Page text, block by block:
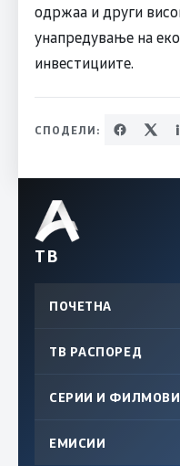
одржаа и други
унапредување на
инвестициите.
СПОДЕЛИ:
ТВ
ПОЧЕТНА
ТВ РАСПОРЕД
СЕРИИ И ФИЛМОВИ
ЕМИСИИ